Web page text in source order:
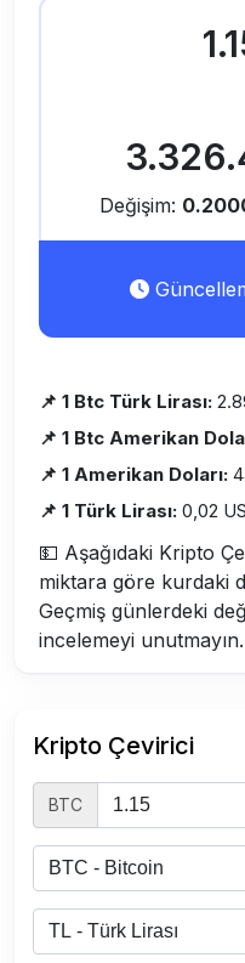
Değişim:
📌 1 Btc Türk Lirası:
📌 1 Btc Amerikan
📌 1 Amerikan Doları:
📌 1 Türk Lirası: 0,02
💵 Aşağıdaki Kripto
miktara göre kurdaki
Geçmiş günlerdeki
incelemeyi unutmayın.
Kripto Çevirici
BTC